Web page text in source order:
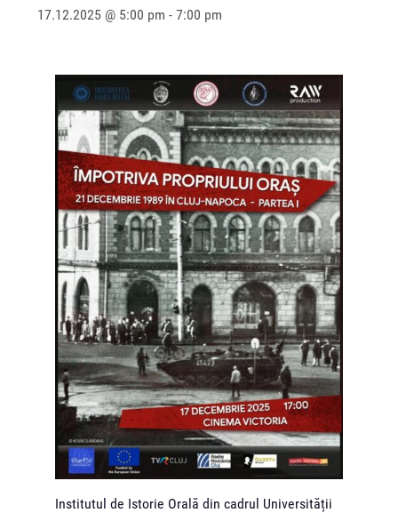
17.12.2025 @ 5:00 pm -7:00 pm
Institutul de Istorie Orală din cadrul Universității